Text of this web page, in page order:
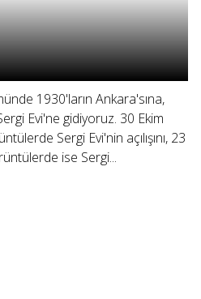
1930'ların Ankara'sına,
Evi'ne gidiyoruz. 30 Ekim
Sergi Evi'nin açılışını, 23
ise Sergi...